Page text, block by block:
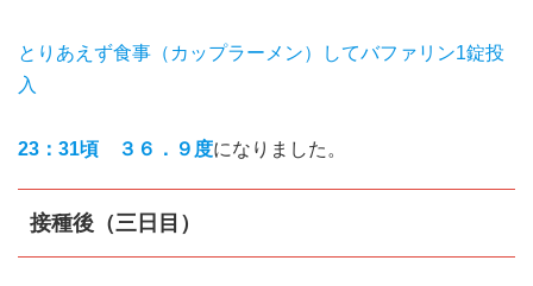
とりあえず食事（カップラーメン）してバファリン1錠投
入
23：31頃 ３６．９度になりました。
接種後（三日目）